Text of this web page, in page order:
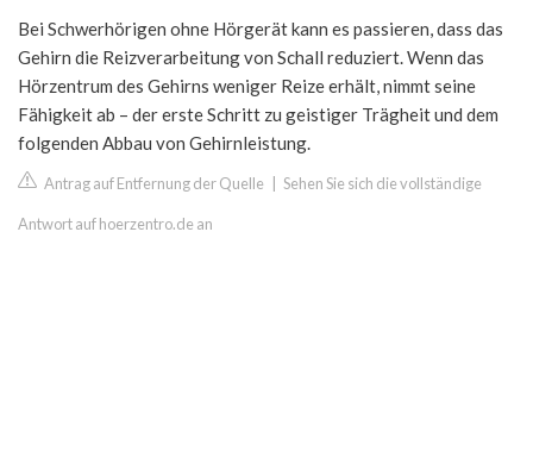
Bei Schwerhörigen ohne Hörgerät kann es passieren, dass das
Gehirn die Reizverarbeitung von Schall reduziert. Wenn das
Hörzentrum des Gehirns weniger Reize erhält, nimmt seine
Fähigkeit ab – der erste Schritt zu geistiger Trägheit und dem
folgenden Abbau von Gehirnleistung.
Antrag auf Entfernung der Quelle Sehen Sie sich die vollständige
Antwort auf hoerzentro.de an